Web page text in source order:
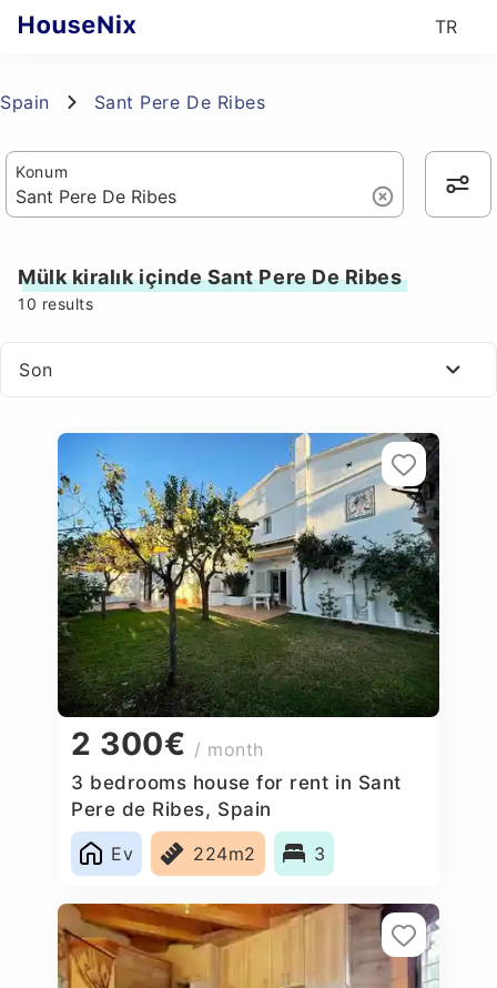
TR
Spain Sant Pere De Ribes
Konum
Mülk kiralık içinde Sant Pere De Ribes
10 results
Son
2 300€ / month
3 bedrooms house for rent in Sant
Pere de Ribes, Spain
Ev
224m2 3